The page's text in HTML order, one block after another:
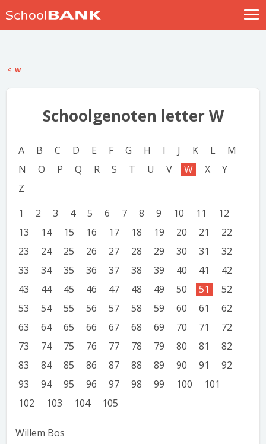
Help
w
Schoolgenoten letter W
A B C D E F G H I J K L
M
N
O P Q R S T U V W X
Y
Z
1
2 3 4 5 6 7 8 9 10 11
12
13
14 15 16 17 18 19 20 21
22
23
24 25 26 27 28 29 30 31
32
33
34 35 36 37 38 39 40 41
42
43
44 45 46 47 48 49 50 51
52
53
54 55 56 57 58 59 60 61
62
63
64 65 66 67 68 69 70 71
72
73
74 75 76 77 78 79 80 81
82
83
84 85 86 87 88 89 90 91
92
93
94 95 96 97 98 99 100
101
102
103 104 105
Willem Bos